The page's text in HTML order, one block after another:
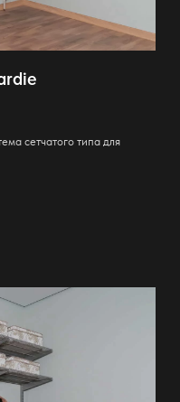
сетчатого типа для